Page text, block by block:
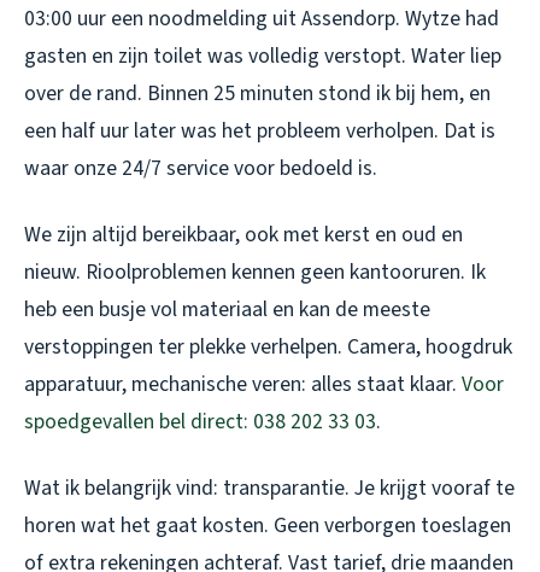
03:00 uur een noodmelding uit Assendorp. Wytze had
gasten en zijn toilet was volledig verstopt. Water liep
over de rand. Binnen 25 minuten stond ik bij hem, en
een half uur later was het probleem verholpen. Dat is
waar onze 24/7 service voor bedoeld is.
We zijn altijd bereikbaar, ook met kerst en oud en
nieuw. Rioolproblemen kennen geen kantooruren. Ik
heb een busje vol materiaal en kan de meeste
verstoppingen ter plekke verhelpen. Camera, hoogdruk
apparatuur, mechanische veren: alles staat klaar. Voor
spoedgevallen bel direct: 038 202 33 03.
Wat ik belangrijk vind: transparantie. Je krijgt vooraf te
horen wat het gaat kosten. Geen verborgen toeslagen
of extra rekeningen achteraf. Vast tarief, drie maanden